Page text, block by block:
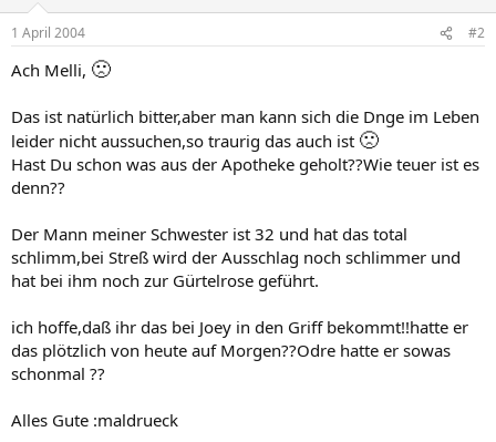
1 April 2004 #2
Ach Melli, 🙁
Das ist natürlich bitter,aber man kann sich die Dnge im Leben
leider nicht aussuchen,so traurig das auch ist 🙁
Hast Du schon was aus der Apotheke geholt??Wie teuer ist es
denn??
Der Mann meiner Schwester ist 32 und hat das total
schlimm,bei Streß wird der Ausschlag noch schlimmer und
hat bei ihm noch zur Gürtelrose geführt.
ich hoffe,daß ihr das bei Joey in den Griff bekommt!!hatte er
das plötzlich von heute auf Morgen??Odre hatte er sowas
schonmal ??
Alles Gute :maldrueck